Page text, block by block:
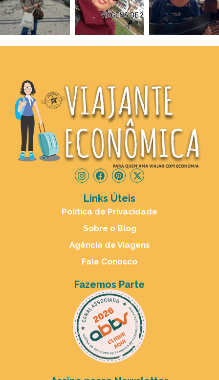
Links Úteis
Política de Privacidade
Sobre o Blog
Agência de Viagens
Fale Conosco
Fazemos Parte